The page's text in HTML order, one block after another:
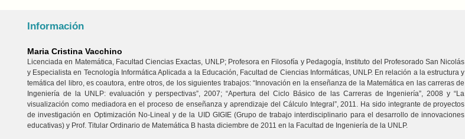
Información
Maria Cristina Vacchino
Licenciada en Matemática, Facultad Ciencias Exactas, UNLP; Profesora en Filosofía y Pedagogía, Instituto del Profesorado San Nicolás
y Especialista en Tecnología Informática Aplicada a la Educación, Facultad de Ciencias Informáticas, UNLP. En relación a la estructura y
temática del libro, es coautora, entre otros, de los siguientes trabajos: “Innovación en la enseñanza de la Matemática en las carreras de
Ingeniería de la UNLP: evaluación y perspectivas”, 2007; “Apertura del Ciclo Básico de las Carreras de Ingeniería”, 2008 y “La
visualización como mediadora en el proceso de enseñanza y aprendizaje del Cálculo Integral”, 2011. Ha sido integrante de proyectos
de investigación en Optimización No-Lineal y de la UID GIGIE (Grupo de trabajo interdisciplinario para el desarrollo de innovaciones
educativas) y Prof. Titular Ordinario de Matemática B hasta diciembre de 2011 en la Facultad de Ingeniería de la UNLP.